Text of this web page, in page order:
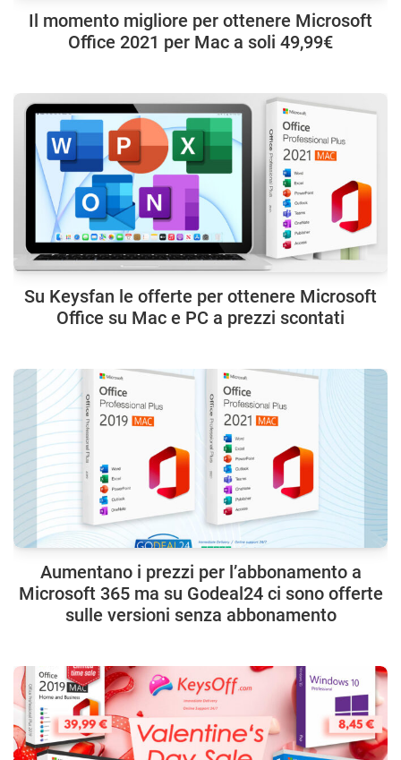
Il momento migliore per ottenere Microsoft
Office 2021 per Mac a soli 49,99€
Su Keysfan le offerte per ottenere Microsoft
Office su Mac e PC a prezzi scontati
Aumentano i prezzi per l’abbonamento a
Microsoft 365 ma su Godeal24 ci sono offerte
sulle versioni senza abbonamento